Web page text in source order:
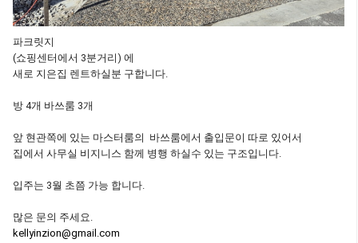
파크릿지
(쇼핑센터에서 3분거리) 에
새로 지은집 렌트하실분 구합니다.
방 4개 바쓰룸 3개
앞 현관쪽에 있는 마스터룸의 바쓰룸에서 출입문이 따로 있어서
집에서 사무실 비지니스 함께 병행 하실수 있는 구조입니다.
입주는 3월 초쯤 가능 합니다.
많은 문의 주세요.
kellyinzion@gmail.com